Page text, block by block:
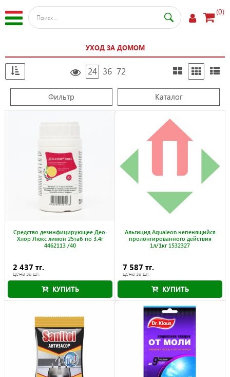
(0)
УХОД ЗА ДОМОМ
24 36 72
Фильтр Каталог
Cредство дезинфицирующее Део-
Хлор Люкс лимон 25таб по 3.4г
4462113 /40
2 437 тг.
цена за шт.
КУПИТЬ
Альгицид Aqualeon непенящийся
пролонгированного действия
1л/1кг 1532327
7 587 тг.
цена за шт.
КУПИТЬ